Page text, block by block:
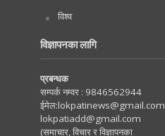
विश्व
विज्ञापनका लागि
प्रबन्धक
सम्पर्क नम्वर : 9846562944
ईमेल:lokpatinews@gmail.com
lokpatiadd@gmail.com
(समाचार, विचार र विज्ञापनका